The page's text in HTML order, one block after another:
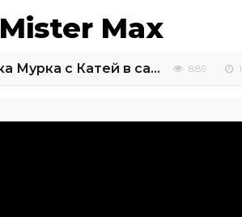
Mister Max
VLOG Кошечка Мурка с Катей в салоне красоты, грюминг, подарки от магазина для животных 889